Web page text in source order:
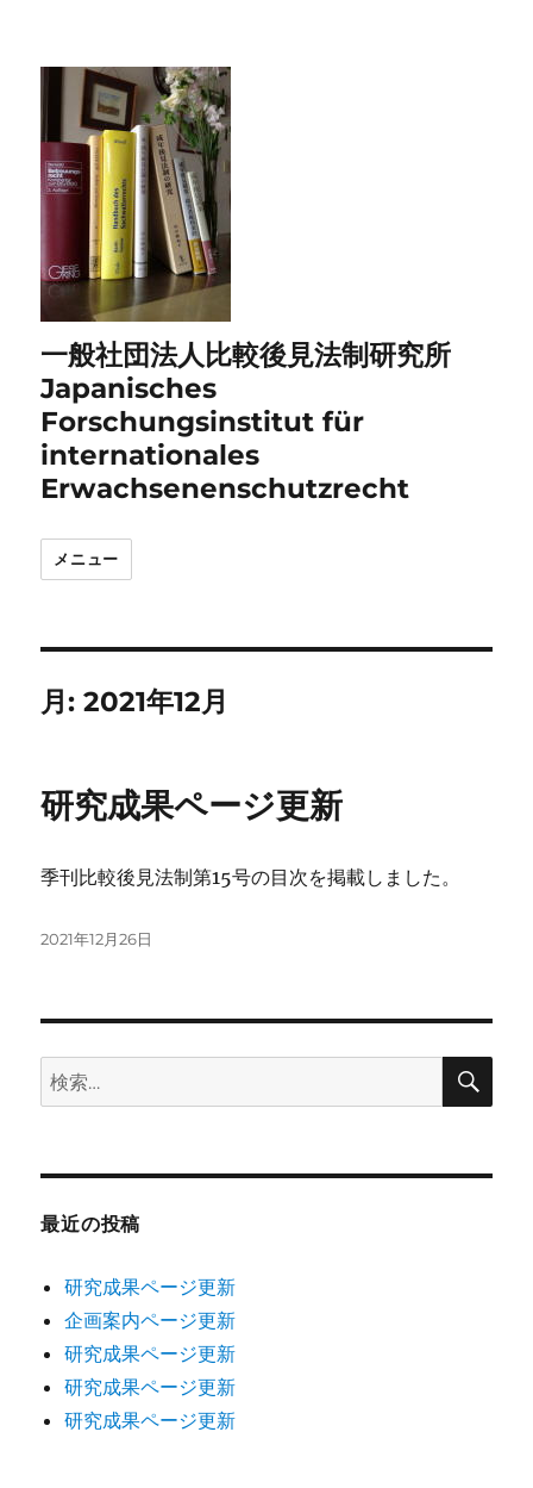
一般社団法人比較後見法制研究所
Japanisches
Forschungsinstitut für
internationales
Erwachsenenschutzrecht
メニュー
月:2021年12月
研究成果ページ更新
季刊比較後見法制第15号の目次を掲載しました。
投
2021年12月26日
検
索:
検
最近の投稿
研究成果ページ更新
企画案内ページ更新
研究成果ページ更新
研究成果ページ更新
研究成果ページ更新